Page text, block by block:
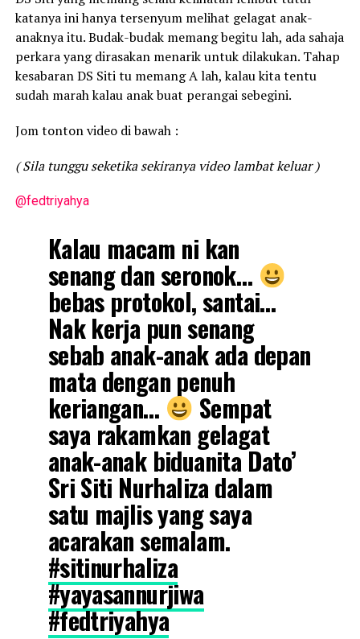
katanya ini hanya tersenyum melihat gelagat anak-
anaknya itu. Budak-budak memang begitu lah, ada sahaja
perkara yang dirasakan menarik untuk dilakukan. Tahap
kesabaran DS Siti tu memang A lah, kalau kita tentu
sudah marah kalau anak buat perangai sebegini.
Jom tonton video di bawah :
( Sila tunggu seketika sekiranya video lambat keluar )
@fedtriyahya
Kalau macam ni kan
senang dan seronok…
bebas protokol, santai…
Nak kerja pun senang
sebab anak-anak ada depan
mata dengan penuh
keriangan… Sempat
saya rakamkan gelagat
anak-anak biduanita Dato’
Sri Siti Nurhaliza dalam
satu majlis yang saya
acarakan semalam.
#sitinurhaliza
#yayasannurjiwa
#fedtriyahya